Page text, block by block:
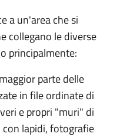
a un'area che si
collegano le diverse
principalmente:
parte delle
in file ordinate di
e propri "muri" di
lapidi, fotografie